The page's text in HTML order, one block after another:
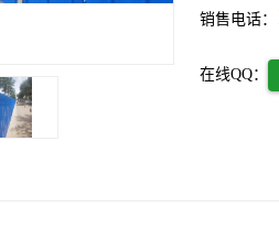
销售电话：
在线QQ：